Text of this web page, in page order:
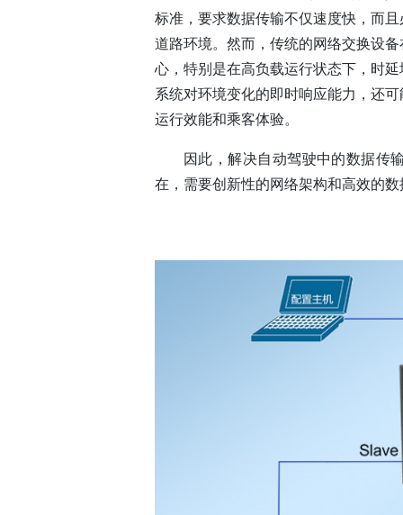
标准，要求数据传输不仅速度快，而
道路环境。然而，传统的网络交换设
心，特别是在高负载运行状态下，时
系统对环境变化的即时响应能力，还
运行效能和乘客体验。
因此，解决自动驾驶中的数据传
在，需要创新性的网络架构和高效的